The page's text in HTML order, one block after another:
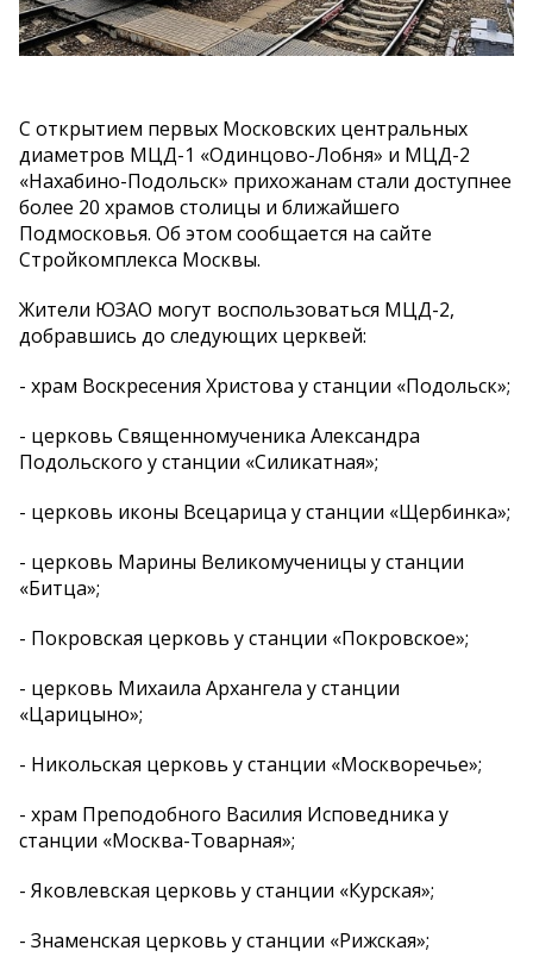
С открытием первых Московских центральных
диаметров МЦД-1 «Одинцово-Лобня» и МЦД-2
«Нахабино-Подольск» прихожанам стали доступнее
более 20 храмов столицы и ближайшего
Подмосковья. Об этом сообщается на сайте
Стройкомплекса Москвы.
Жители ЮЗАО могут воспользоваться МЦД-2,
добравшись до следующих церквей:
- храм Воскресения Христова у станции «Подольск»;
- церковь Священномученика Александра
Подольского у станции «Силикатная»;
- церковь иконы Всецарица у станции «Щербинка»;
- церковь Марины Великомученицы у станции
«Битца»;
- Покровская церковь у станции «Покровское»;
- церковь Михаила Архангела у станции
«Царицыно»;
- Никольская церковь у станции «Москворечье»;
- храм Преподобного Василия Исповедника у
станции «Москва-Товарная»;
- Яковлевская церковь у станции «Курская»;
- Знаменская церковь у станции «Рижская»;